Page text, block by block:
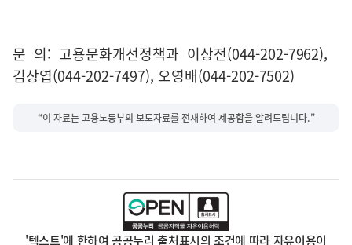
문 의: 고용문화개선정책과 이상전(044-202-7962),
김상엽(044-202-7497), 오영배(044-202-7502)
“이 자료는 고용노동부의 보도자료를 전재하여 제공함을 알려드립니다.”
'텍스트'에 한하여 공공누리 출처표시의 조건에 따라 자유이용이